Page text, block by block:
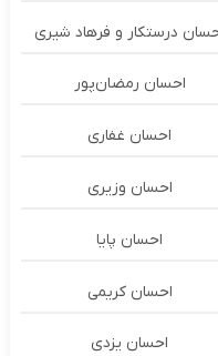
درستكار و فرهاد شيرى
احسان رمضان‌پور
احسان غفاری
احسان وزیری
احسان پایا
احسان کریمی
احسان یزدی